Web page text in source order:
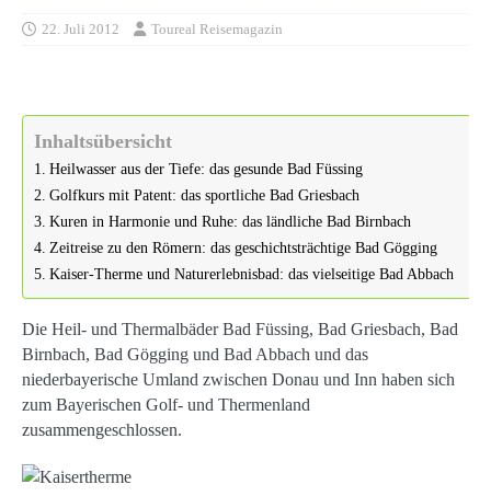
22. Juli 2012 Toureal Reisemagazin
Inhaltsübersicht
Heilwasser aus der Tiefe: das gesunde Bad Füssing
Golfkurs mit Patent: das sportliche Bad Griesbach
Kuren in Harmonie und Ruhe: das ländliche Bad Birnbach
Zeitreise zu den Römern: das geschichtsträchtige Bad Gögging
Kaiser-Therme und Naturerlebnisbad: das vielseitige Bad Abbach
Die Heil- und Thermalbäder Bad Füssing, Bad Griesbach, Bad
Birnbach, Bad Gögging und Bad Abbach und das
niederbayerische Umland zwischen Donau und Inn haben sich
zum Bayerischen Golf- und Thermenland
zusammengeschlossen.